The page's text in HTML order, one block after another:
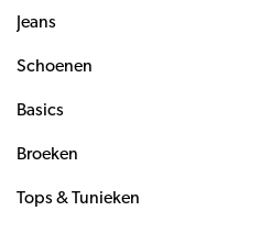
Jeans
Schoenen
Basics
Broeken
Tops & Tunieken